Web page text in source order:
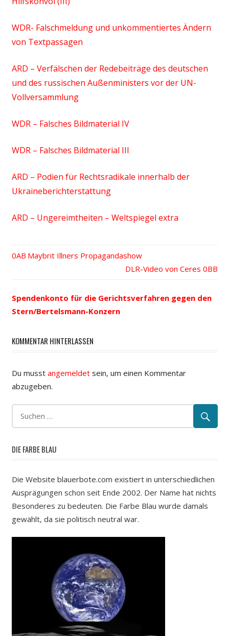
WDR- Falschmeldung und unkommentiertes Ändern
von Textpassagen
ARD – Verfälschen der Redebeiträge des deutschen
und des russischen Außenministers vor der UN-
Vollversammlung
WDR – Falsches Bildmaterial IV
WDR – Falsches Bildmaterial III
ARD – Podien für Rechtsradikale innerhalb der
Ukraineberichterstattung
ARD – Ungereimtheiten – Weltspiegel extra
Vorheriger
Maybrit Illners Propagandashow
Nächster
DLR-Video von Ceres
Spendenkonto für die Gerichtsverfahren gegen den
Stern/Bertelsmann-Konzern
KOMMENTAR HINTERLASSEN
Du musst angemeldetsein, um einen Kommentar
abzugeben.
DIE FARBE BLAU
Die Website blauerbote.com existiert in unterschiedlichen
Ausprägungen schon seit Ende 2002. Der Name hat nichts
Besonderes zu bedeuten. Die Farbe Blau wurde damals
gewählt, da sie politisch neutral war.